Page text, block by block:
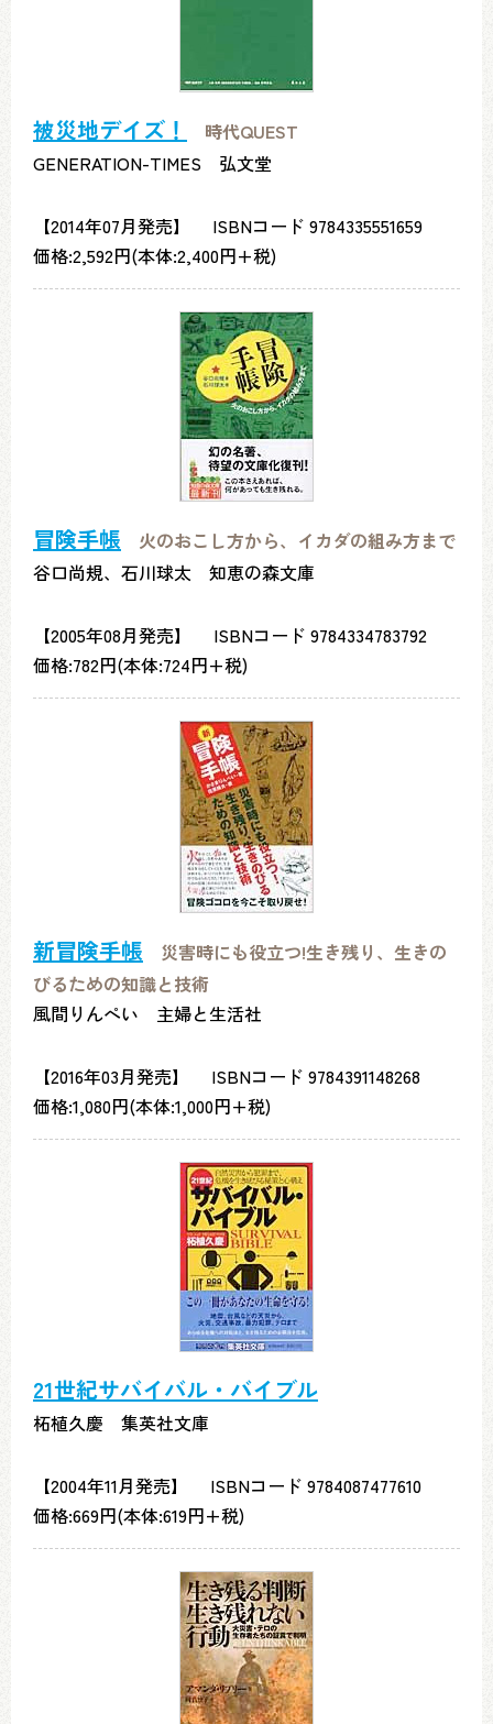
被災地デイズ！
時代QUEST
GENERATION-TIMES 弘文堂
【2014年07月発売】 ISBNコード 9784335551659
価格:2,592円(本体:2,400円+税)
冒険手帳
火のおこし方から、イカダの組み方まで
谷口尚規、石川球太 知恵の森文庫
【2005年08月発売】 ISBNコード 9784334783792
価格:782円(本体:724円+税)
新冒険手帳
災害時にも役立つ!生き残り、生きの
びるための知識と技術
風間りんぺい 主婦と生活社
【2016年03月発売】 ISBNコード 9784391148268
価格:1,080円(本体:1,000円+税)
21世紀サバイバル・バイブル
柘植久慶 集英社文庫
【2004年11月発売】 ISBNコード 9784087477610
価格:669円(本体:619円+税)